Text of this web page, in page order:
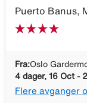
Puerto Banus,
Fra:Oslo
4 dager, 16 Oct -
Flere avganger